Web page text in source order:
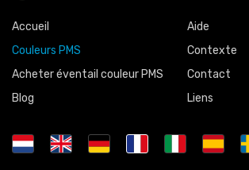
Accueil
Couleurs PMS
Acheter éventail couleur PMS
Blog
Aide
Contexte
Contact
Liens